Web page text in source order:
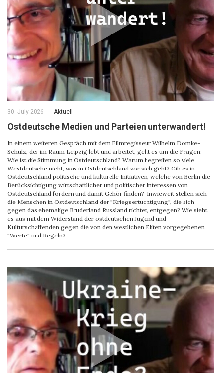
30. July 2026 Aktuell
Ostdeutsche Medien und Parteien unterwandert!
In einem weiteren Gespräch mit dem Filmregisseur Wilhelm Domke-
Schulz, der im Raum Leipzig lebt und arbeitet, geht es um die Fragen:
Wie ist die Stimmung in Ostdeutschland? Warum begreifen so viele
Westdeutsche nicht, was in Ostdeutschland vor sich geht? Gib es in
Ostdeutschland politische und kulturelle Initiativen, welche von Berlin die
Berücksichtigung wirtschaftlicher und politischer Interessen von
Ostdeutschland fordern und damit Gehör finden? Inwieweit stellen sich
die Menschen in Ostdeutschland der "Kriegsertüchtigung", die sich
gegen das ehemalige Bruderland Russland richtet, entgegen? Wie sieht
es aus mit dem Widerstand der ostdeutschen Jugend und
Kulturschaffenden gegen die von den westlichen Eliten vorgegebenen
"Werte" und Regeln?